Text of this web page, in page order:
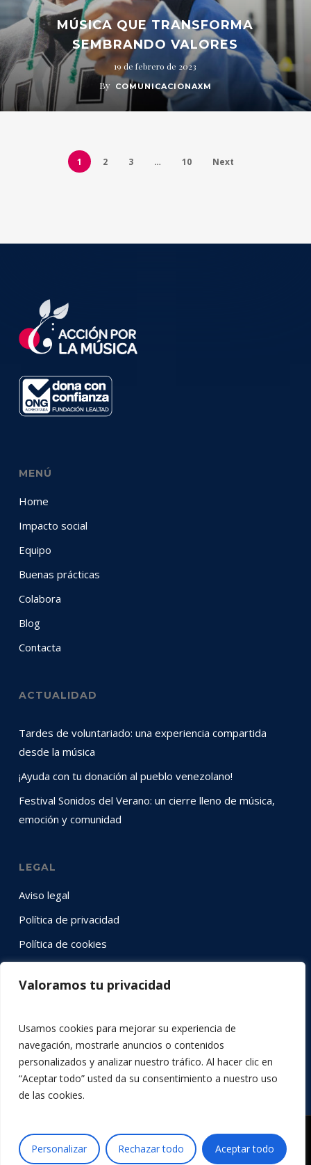
Valoramos tu privacidad
Usamos cookies para mejorar su experiencia de
navegación, mostrarle anuncios o contenidos
personalizados y analizar nuestro tráfico. Al hacer clic en
“Aceptar todo” usted da su consentimiento a nuestro uso
de las cookies.
Personalizar Rechazar todo Aceptar todo
MÚSICA QUE TRANSFORMA
SEMBRANDO VALORES
19 de febrero de 2023
By COMUNICACIONAXM
1 2 3 … 10 Next
MENÚ
Home
Impacto social
Equipo
Buenas prácticas
Colabora
Blog
Contacta
ACTUALIDAD
Tardes de voluntariado: una experiencia compartida
desde la música
¡Ayuda con tu donación al pueblo venezolano!
Festival Sonidos del Verano: un cierre lleno de música,
emoción y comunidad
LEGAL
Aviso legal
Política de privacidad
Política de cookies
SÍGUENOS EN RRSS
Facebook
© 2026 Acción por la Música.